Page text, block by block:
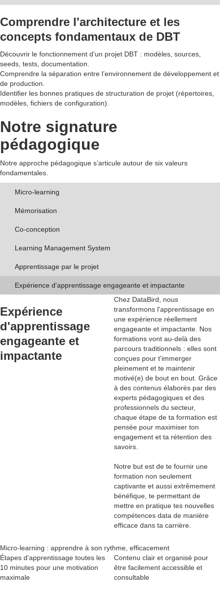
Comprendre l'architecture et les
concepts fondamentaux de DBT
Découvrir le fonctionnement d’un projet DBT : modèles, sources,
seeds, tests, documentation.
Comprendre la séparation entre l’environnement de développement et
de production.
Identifier les bonnes pratiques de structuration de projet (répertoires,
modèles, fichiers de configuration).
Notre signature
pédagogique
Notre approche pédagogique s’articule autour de six valeurs
fondamentales.
Micro-learning
Mémorisation
Co-conception
Learning Management System
Apprentissage par le projet
Expérience d'apprentissage engageante et impactante
Expérience
d'apprentissage
engageante et
impactante
Chez DataBird, nous
transformons l'apprentissage en
une expérience réellement
engageante et impactante . Nos
formations vont au-delà des
parcours traditionnels : elles sont
conçues pour t'immerger
pleinement et te maintenir
motivé(e) de bout en bout. Grâce
à des contenus élaborés par des
experts pédagogiques et des
professionnels du secteur,
chaque étape de ta formation est
pensée pour maximiser ton
engagement et ta rétention des
savoirs.
Notre but est de te fournir une
formation non seulement
captivante et aussi extrêmement
bénéfique, te permettant de
mettre en pratique tes nouvelles
compétences data de manière
efficace dans ta carrière.
Micro-learning : apprendre à son rythme, efficacement
Étapes d’apprentissage toutes les
10 minutes pour une motivation
maximale
Contenu clair et organisé pour
être facilement accessible et
consultable